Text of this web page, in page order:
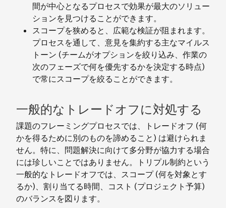
間が中心となるプロセスで効果が最大のソリュー
ションを見つけることができます。
スコープを狭めると、広範な検証が阻まれます。
プロセスを通して、意見を集約する主なマイルス
トーン (チームがオプションを絞り込み、作業の
次のフェーズで何を優先するかを決定する時点)
で常にスコープを絞ることができます。
一般的なトレードオフに対処する
課題のフレーミングプロセスでは、トレードオフ (何
かを得るために別のものを諦めること) は避けられま
せん。特に、問題解決に向けて多分野が協力する場合
には珍しいことではありません。トリプル制約という
一般的なトレードオフでは、スコープ (何を対象とす
るか)、割り当てる時間、コスト (プロジェクト予算)
のバランスを図ります。